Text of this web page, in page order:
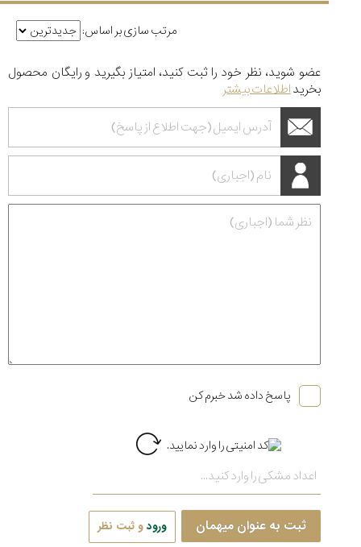
مرتب سازی بر اساس:
عضو شوید، نظر خود را ثبت کنید، امتیاز بگیرید و رایگان محصول
بخریداطلاعات بیشتر
پاسخ داده شد خبرم کن
ثبت به عنوان میهمان ورودو ثبت نظر